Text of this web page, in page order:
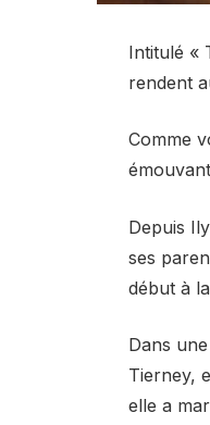
Intitulé «
rendent
Comme
Depuis
ses
début à
Dans
Tierney,
elle a